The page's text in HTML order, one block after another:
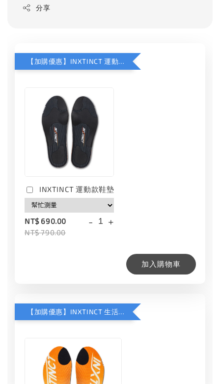
分享
【加購優惠】INXTINCT 運動款鞋墊
INXTINCT 運動款鞋墊
NT$ 690.00
NT$ 790.00
- +
加入購物車
【加購優惠】INXTINCT 生活日用鞋墊